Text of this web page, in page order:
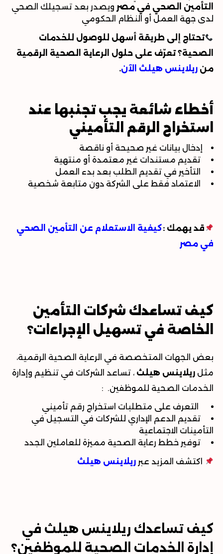
التأمين الصحي في مصر ويصدر بعد تسجيلك الصحي
لدى جهة العمل أو النظام الحكومي
تحتاج إلى طريقة أسهل للوصول للخدمات
الصحية؟ تعرّف على حلول الرعاية الصحية الرقمية
من ريلاينس هيلث الآن.
أخطاء شائعة يجب تجنبها عند
استخراج الرقم التأميني
إدخال بيانات غير صحيحة أو ناقصة
تقديم مستندات غير معتمدة أو منتهية
التأخير في تقديم الطلب بعد بدء العمل
الاعتماد فقط على الشركة دون متابعة شخصية
قد يهمك :كيفية الاستعلام عن التأمين الصحي
في مصر
كيف تساعدك شركات التأمين
الخاصة في تسهيل الإجراءات؟
بعض الجهات المتخصصة في الرعاية الصحية الرقمية،
مثل ريلاينس هيلث ، تساعد الشركات في تنظيم وإدارة
الخدمات الصحية للموظفين. :
التعرف على متطلبات استخراج رقم تأميني
تقديم الدعم الإداري للشركات في التسجيل في
التأمينات الاجتماعية
توفير خطط رعاية الصحية مميزة للعاملين الجدد
اكتشف المزيد عبر ريلاينس هيلث
كيف تساعدك ريلاينس هيلث في
إدارة الخدمات الصحية للموظفين؟